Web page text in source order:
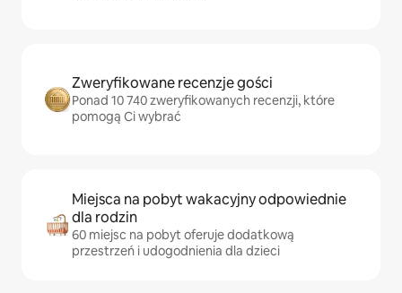
Zweryfikowane recenzje gości
Ponad 10 740 zweryfikowanych recenzji, które
pomogą Ci wybrać
Miejsca na pobyt wakacyjny odpowiednie
dla rodzin
60 miejsc na pobyt oferuje dodatkową
przestrzeń i udogodnienia dla dzieci